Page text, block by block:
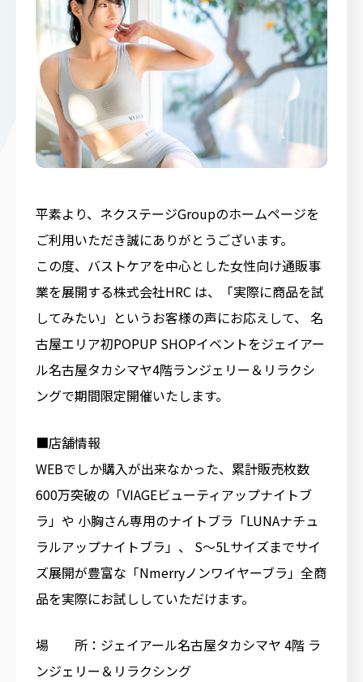
平素より、ネクステージGroupのホームページを
ご利用いただき誠にありがとうございます。
この度、バストケアを中心とした女性向け通販事
業を展開する株式会社HRC は、「実際に商品を試
してみたい」というお客様の声にお応えして、 名
古屋エリア初POPUP SHOPイベントをジェイアー
ル名古屋タカシマヤ4階ランジェリー＆リラクシ
ングで期間限定開催いたします。
■店舗情報
WEBでしか購入が出来なかった、累計販売枚数
600万突破の「VIAGEビューティアップナイトブ
ラ」や 小胸さん専用のナイトブラ「LUNAナチュ
ラルアップナイトブラ」、 S～5Lサイズまでサイ
ズ展開が豊富な「Nmerryノンワイヤーブラ」全商
品を実際にお試ししていただけます。
場 所：ジェイアール名古屋タカシマヤ 4階 ラ
ンジェリー＆リラクシング